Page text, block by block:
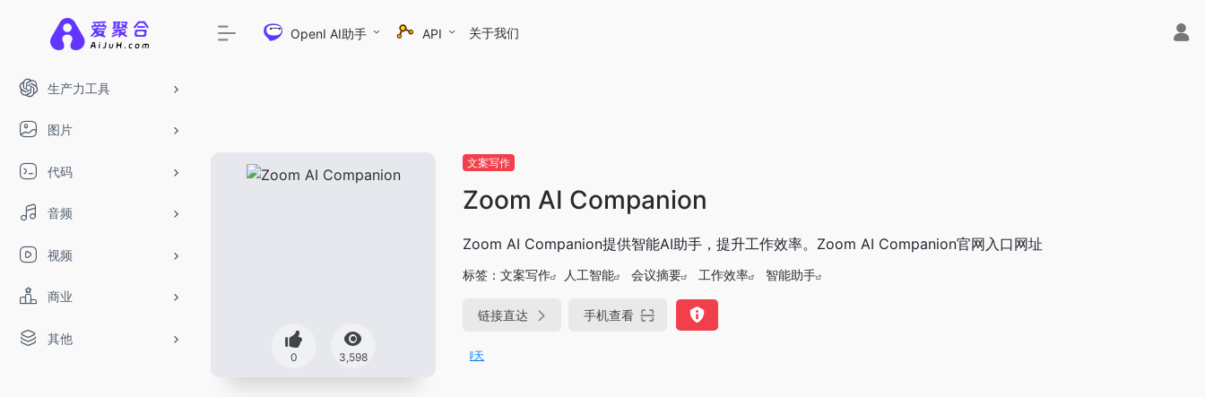
生产力工具
图片
代码
音频
视频
商业
其他
OpenI AI助手 API 关于我们
0 3,598
文案写作
Zoom AI Companion
Zoom AI Companion提供智能AI助手，提升工作效率。Zoom AI Companion官网入口网址
标签： 文案写作 人工智能 会议摘要 工作效率 智能助手
链接直达 手机查看